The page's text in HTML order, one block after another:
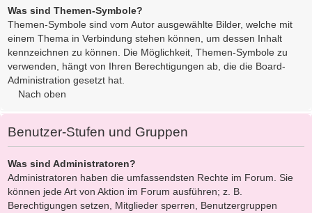
Was sind Themen-Symbole?
Themen-Symbole sind vom Autor ausgewählte Bilder, welche mit
einem Thema in Verbindung stehen können, um dessen Inhalt
kennzeichnen zu können. Die Möglichkeit, Themen-Symbole zu
verwenden, hängt von Ihren Berechtigungen ab, die die Board-
Administration gesetzt hat.
Nach oben
Benutzer-Stufen und Gruppen
Was sind Administratoren?
Administratoren haben die umfassendsten Rechte im Forum. Sie
können jede Art von Aktion im Forum ausführen; z. B.
Berechtigungen setzen, Mitglieder sperren, Benutzergruppen